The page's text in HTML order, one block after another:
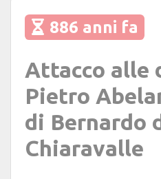
886 anni fa
Attacco alle
Pietro
di Bernardo
Chiaravalle